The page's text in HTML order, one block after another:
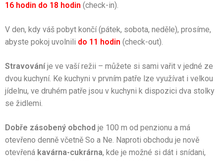
16 hodin do 18 hodin (check-in).
V den, kdy váš pobyt končí (pátek, sobota, neděle), prosíme,
abyste pokoj uvolnili do 11 hodin (check-out).
Stravováníje ve vaší režii – můžete si sami vařit v jedné ze
dvou kuchyní. Ke kuchyni v prvním patře lze využívat i velkou
jídelnu, ve druhém patře jsou v kuchyni k dispozici dva stolky
se židlemi.
Dobře zásobený obchod je 100 m od penzionu a má
otevřeno denně včetně So a Ne. Naproti obchodu je nově
otevřená kavárna-cukrárna, kde je možné si dát i snídani,